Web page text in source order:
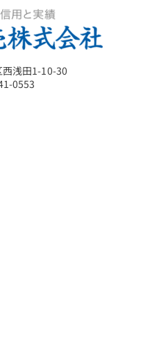
浅田1-10-30
0553